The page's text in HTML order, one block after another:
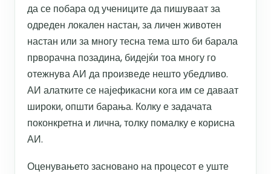
да се побара од учениците да пишуваат за
одреден локален настан, за личен животен
настан или за многу тесна тема што би барала
прворачна позадина, бидејќи тоа многу го
отежнува АИ да произведе нешто убедливо.
АИ алатките се најефикасни кога им се даваат
широки, општи барања. Колку е задачата
поконкретна и лична, толку помалку е корисна
АИ.
Оценувањето засновано на процесот е уште